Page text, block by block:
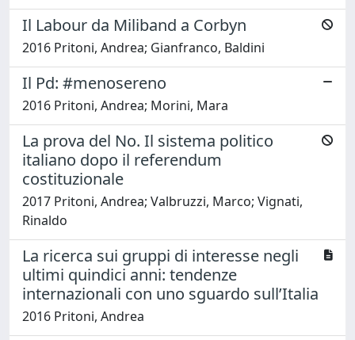
Il Labour da Miliband a Corbyn
2016 Pritoni, Andrea; Gianfranco, Baldini
Il Pd: #menosereno
2016 Pritoni, Andrea; Morini, Mara
La prova del No. Il sistema politico
italiano dopo il referendum
costituzionale
2017 Pritoni, Andrea; Valbruzzi, Marco; Vignati,
Rinaldo
La ricerca sui gruppi di interesse negli
ultimi quindici anni: tendenze
internazionali con uno sguardo sull’Italia
2016 Pritoni, Andrea